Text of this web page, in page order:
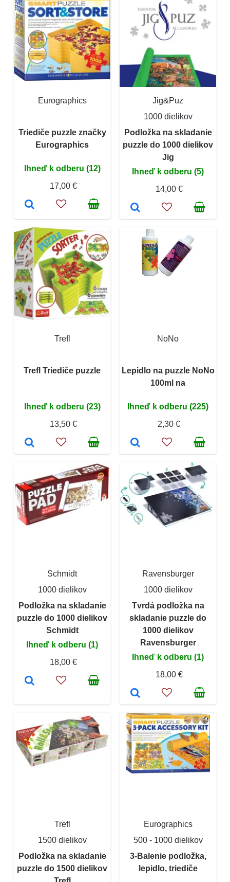
Eurographics
Triediče puzzle značky
Eurographics
Ihneď k odberu (12)
17,00 €
Jig&Puz
1000 dielikov
Podložka na skladanie
puzzle do 1000 dielikov
Jig
Ihneď k odberu (5)
14,00 €
Trefl
Trefl Triediče puzzle
Ihneď k odberu (23)
13,50 €
NoNo
Lepidlo na puzzle NoNo
100ml na
Ihneď k odberu (225)
2,30 €
Schmidt
1000 dielikov
Podložka na skladanie
puzzle do 1000 dielikov
Schmidt
Ihneď k odberu (1)
18,00 €
Ravensburger
1000 dielikov
Tvrdá podložka na
skladanie puzzle do
1000 dielikov
Ravensburger
Ihneď k odberu (1)
18,00 €
Trefl
1500 dielikov
Podložka na skladanie
puzzle do 1500 dielikov
Eurographics
500 - 1000 dielikov
3-Balenie podložka,
lepidlo, triediče